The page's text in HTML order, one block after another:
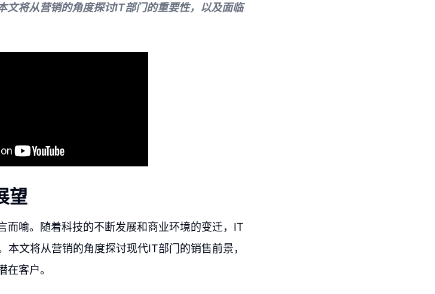
文将从营销的角度探讨IT部门的重要性，以及面临
望
而喻。随着科技的不断发展和商业环境的变迁，IT
文将从营销的角度探讨现代IT部门的销售前景，
客户。